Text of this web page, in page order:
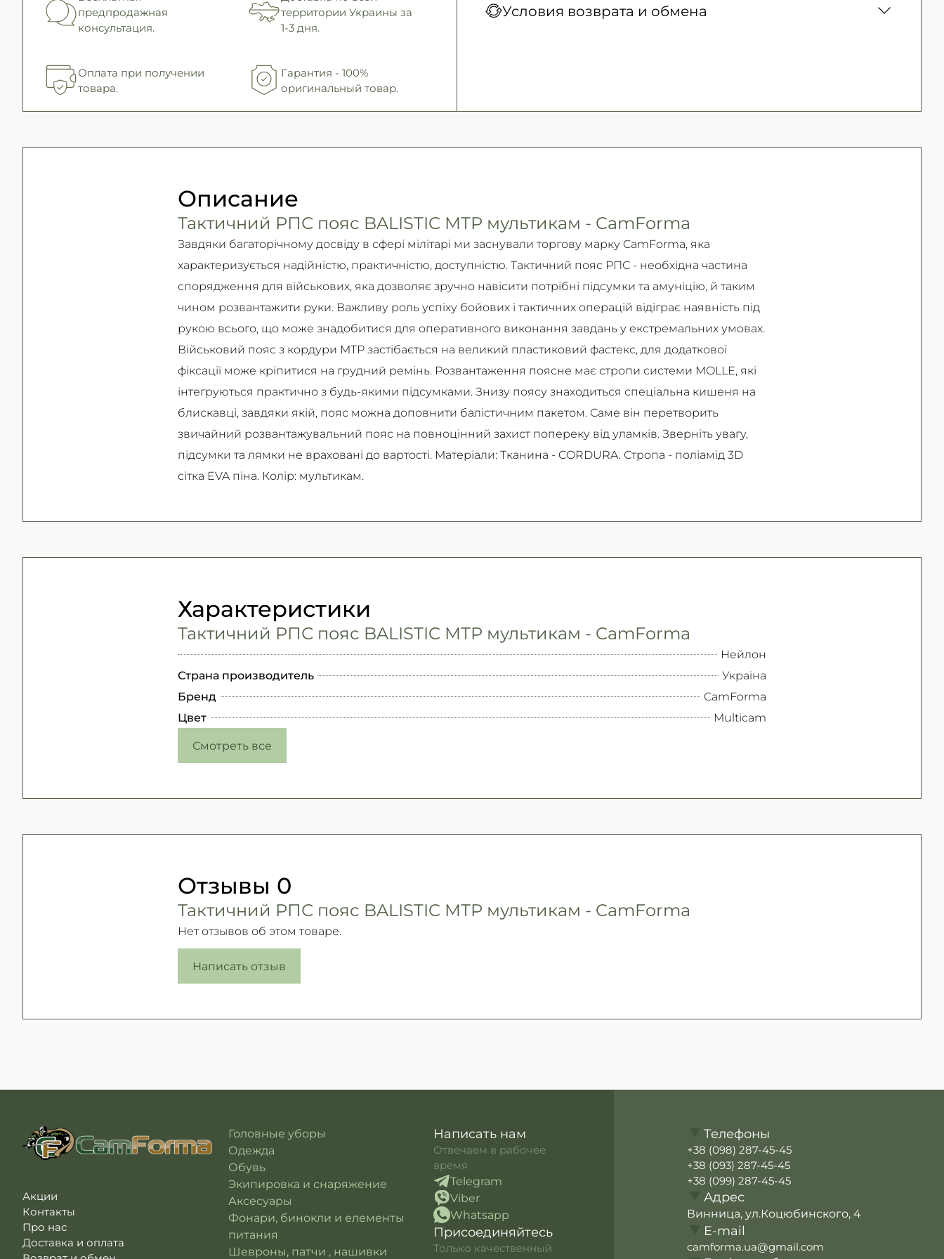
предпродажная
консультация.
территории Украины за
1-3 дня.
Оплата при получении
товара.
Гарантия - 100%
оригинальный товар.
Новая Почта (курьер)
300 грн. / 1-2 дня
онлайн, Google Pay, Безналичными для юридических лиц,
Условия возврата и обмена
Описание
Тактичний РПС пояс BALISTIC МТР мультикам - CamForma
Завдяки багаторічному досвіду в сфері мілітарі ми заснували торгову марку CamForma, яка
характеризується надійністю, практичністю, доступністю. Тактичний пояс РПС - необхідна частина
спорядження для військових, яка дозволяє зручно навісити потрібні підсумки та амуніцію, й таким
чином розвантажити руки. Важливу роль успіху бойових і тактичних операцій відіграє наявність під
рукою всього, що може знадобитися для оперативного виконання завдань у екстремальних умовах.
Військовий пояс з кордури МТР застібається на великий пластиковий фастекс, для додаткової
фіксації може кріпитися на грудний ремінь. Розвантаження поясне має стропи системи MOLLE, які
інтегруються практично з будь-якими підсумками. Знизу поясу знаходиться спеціальна кишеня на
блискавці, завдяки якій, пояс можна доповнити балістичним пакетом. Саме він перетворить
звичайний розвантажувальний пояс на повноцінний захист попереку від уламків. Зверніть увагу,
підсумки та лямки не враховані до вартості. Матеріали: Тканина - CORDURA. Стропа - поліамід 3D
сітка EVA піна. Колір: мультикам.
Характеристики
Тактичний РПС пояс BALISTIC МТР мультикам - CamForma
Нейлон
Страна производитель
Україна
Бренд
CamForma
Цвет
Multicam
Смотреть все
Отзывы 0
Тактичний РПС пояс BALISTIC МТР мультикам - CamForma
Нет отзывов об этом товаре.
Написать отзыв
Акции
Контакты
Про нас
Доставка и оплата
Головные уборы
Одежда
Обувь
Экипировка и снаряжение
Аксесуары
Фонари, бинокли и елементы
питания
Шевроны, патчи , нашивки
Написать нам
Отвечаем в рабочее
время
Telegram
Viber
Whatsapp
Присоединяйтесь
Только качественный
Телефоны
+38 (098) 287-45-45
+38 (093) 287-45-45
+38 (099) 287-45-45
Адрес
Винница, ул.Коцюбинского, 4
E-mail
camforma.ua@gmail.com